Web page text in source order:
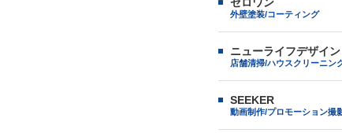
外壁塗装/コーティング
ニューライフデザイン
店舗清掃/ハウスクリーニン
SEEKER
動画制作/プロモーション撮